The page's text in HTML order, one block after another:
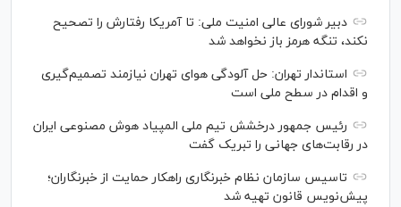
دبیر شورای عالی امنیت ملی: تا آمریکا رفتارش را تصحیح
نکند، تنگه هرمز باز نخواهد شد
استاندار تهران: حل آلودگی هوای تهران نیازمند تصمیم‌گیری
و اقدام در سطح ملی است
رئیس جمهور درخشش تیم ملی المپیاد هوش مصنوعی ایران
در رقابت‌های جهانی را تبریک گفت
تاسیس سازمان نظام خبرنگاری راهکار حمایت از خبرنگاران؛
پیش‌نویس قانون تهیه شد